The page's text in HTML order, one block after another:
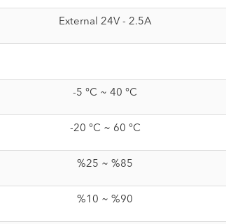
External 24V - 2.5A
-5 °C ~ 40 °C
-20 °C ~ 60 °C
%25 ~ %85
%10 ~ %90